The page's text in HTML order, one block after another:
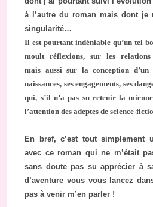
à l’autre du roman mais dont je
singularité…
Il est pourtant indéniable qu’un tel
moult réflexions, sur les relations
mais aussi sur la conception
naissances, ses engagements, ses
qui, s’il n’a pas su retenir la
l’attention des adeptes de science-
En bref, c’est tout simplement
avec ce roman qui ne m’était
sans doute pas su apprécier à
d’aventure vous vous lancez
pas à venir m’en parler !